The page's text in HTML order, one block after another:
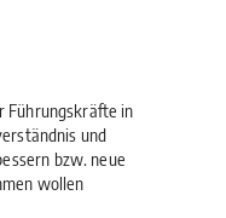
Führungskräfte in
und
bzw. neue
wollen